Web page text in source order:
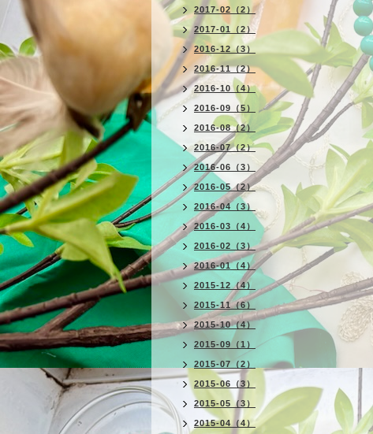
2017-02（2）
2017-01（2）
2016-12（3）
2016-11（2）
2016-10（4）
2016-09（5）
2016-08（2）
2016-07（2）
2016-06（3）
2016-05（2）
2016-04（3）
2016-03（4）
2016-02（3）
2016-01（4）
2015-12（4）
2015-11（6）
2015-10（4）
2015-09（1）
2015-07（2）
2015-06（3）
2015-05（3）
2015-04（4）